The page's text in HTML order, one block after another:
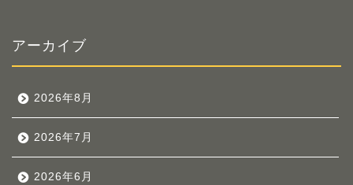
アーカイブ
2026年8月
2026年7月
2026年6月